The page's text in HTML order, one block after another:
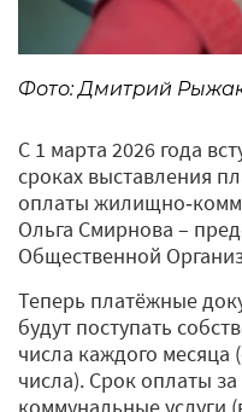
Фото: Дмитрий
С 1 марта 2026 года
сроках выставления
оплаты
Ольга Смирнова –
Общественной
Теперь платёжные
будут поступать
числа каждого месяца
числа). Срок оплаты
коммунальные услуги